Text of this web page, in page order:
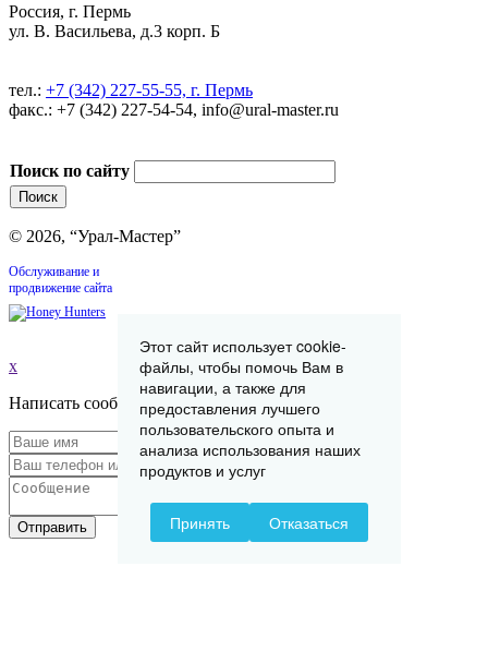
Россия, г. Пермь
ул. В. Васильева, д.3 корп. Б
тел.: +7 (342) 227-55-55, г. Пермь
факс.: +7 (342) 227-54-54, info@ural-master.ru
Поиск по сайту
© 2026, “Урал-Мастер”
Обслуживание и
продвижение сайта
x
Написать сообщение
Отправить
Этот сайт использует cookie-
файлы, чтобы помочь Вам в
навигации, а также для
предоставления лучшего
пользовательского опыта и
анализа использования наших
продуктов и услуг
Принять Отказаться